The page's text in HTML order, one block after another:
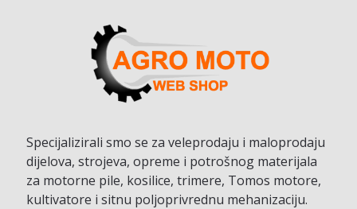
Specijalizirali smo se za veleprodaju i maloprodaju
dijelova, strojeva, opreme i potrošnog materijala
za motorne pile, kosilice, trimere, Tomos motore,
kultivatore i sitnu poljoprivrednu mehanizaciju.